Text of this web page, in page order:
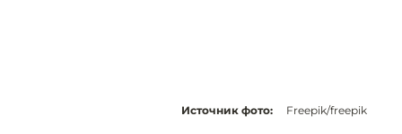
Источник фото: Freepik/freepik